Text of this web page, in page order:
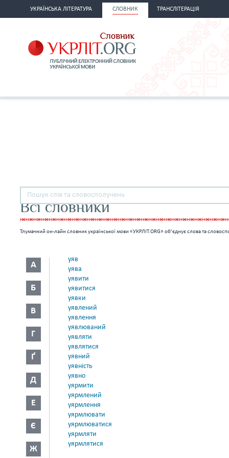
УКРАЇНСЬКА ЛІТЕРАТУРА СЛОВНИК ТРАНСЛІТЕРАЦІЯ
Всі словники
Тлумачний он-лайн словник української мови «УКРЛІТ.ORG» об’єднує слова та
А
Б
В
Г
Ґ
Д
Е
Є
Ж
уяв
уява
уявити
уявитися
уявки
уявлений
уявлення
уявлюваний
уявляти
уявлятися
уявний
уявність
уявно
уярмити
уярмлений
уярмлення
уярмлювати
уярмлюватися
уярмляти
уярмлятися